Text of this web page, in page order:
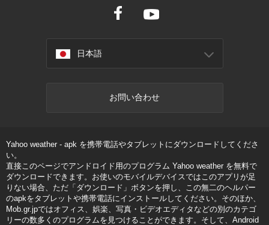
日本語
お問い合わせ
Yahoo weather - apk を携帯電話やタブレットにダウンロードしてくださ
い。
直接このページでアンドロイド用のプログラム Yahoo weather を無料で
ダウンロードできます。お使いのモバイルデバイスではこのアプリが足
りない場合、ただ「ダウンロード」ボタンを押し、この無二のヘルパー
のapkをタブレットや携帯電話にインストールしてください。そのほか、
Mob.gr.jpではオフィス、娯楽、写真・ビデオエディタなどの別のカテゴ
リーの数多くのプログラムを見つけることができます。そして、Android